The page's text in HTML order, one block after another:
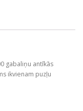
gabaliņu antīkās
ikvienam puzļu